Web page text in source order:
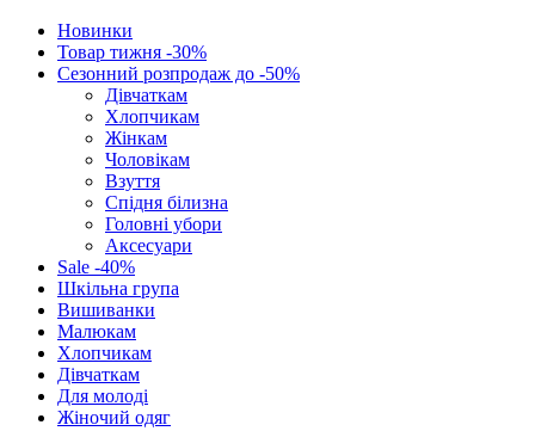
Новинки
Товар тижня -30%
Сезонний розпродаж до -50%
Дівчаткам
Хлопчикам
Жінкам
Чоловікам
Взуття
Спідня білизна
Головні убори
Аксесуари
Sale -40%
Шкільна група
Вишиванки
Малюкам
Хлопчикам
Дівчаткам
Для молоді
Жіночий одяг